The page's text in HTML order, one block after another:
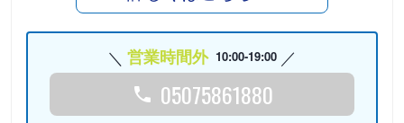
営業時間外 10:00-19:00
05075861880